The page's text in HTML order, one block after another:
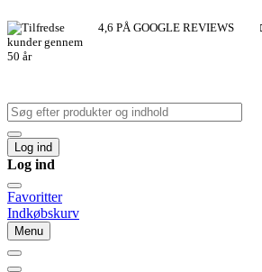
4,6 PÅ GOOGLE REVIEWS
Log ind
Log ind
Favoritter
Indkøbskurv
Menu